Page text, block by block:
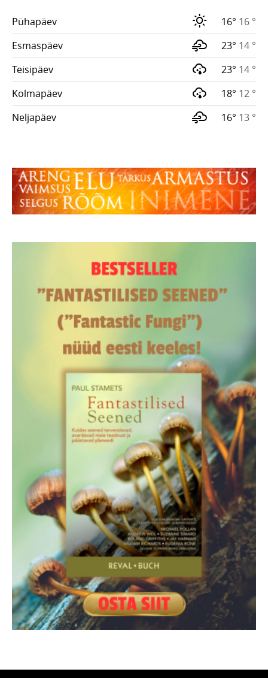
Pühapäev 16° 16 °
Esmaspäev
23° 14 °
Teisipäev
23° 14 °
Kolmapäev
18° 12 °
Neljapäev
16° 13 °